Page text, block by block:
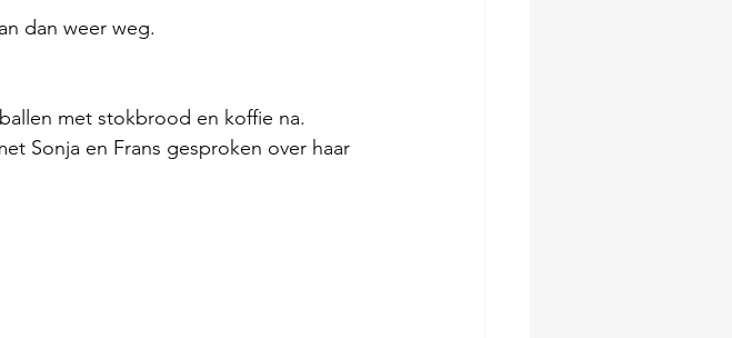
dan weer weg.
met stokbrood en koffie na.
Sonja en Frans gesproken over haar